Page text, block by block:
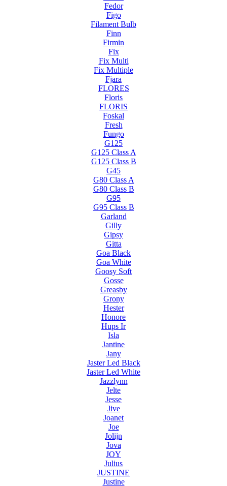
Fedor
Figo
Filament Bulb
Finn
Firmin
Fix
Fix Multi
Fix Multiple
Fjara
FLORES
Floris
FLORIS
Foskal
Fresh
Fungo
G125
G125 Class A
G125 Class B
G45
G80 Class A
G80 Class B
G95
G95 Class B
Garland
Gilly
Gipsy
Gitta
Goa Black
Goa White
Goosy Soft
Gosse
Greasby
Grony
Hester
Honore
Hups Ir
Isla
Jantine
Jany
Jaster Led Black
Jaster Led White
Jazzlynn
Jelte
Jesse
Jive
Joanet
Joe
Jolijn
Jova
JOY
Julius
JUSTINE
Justine